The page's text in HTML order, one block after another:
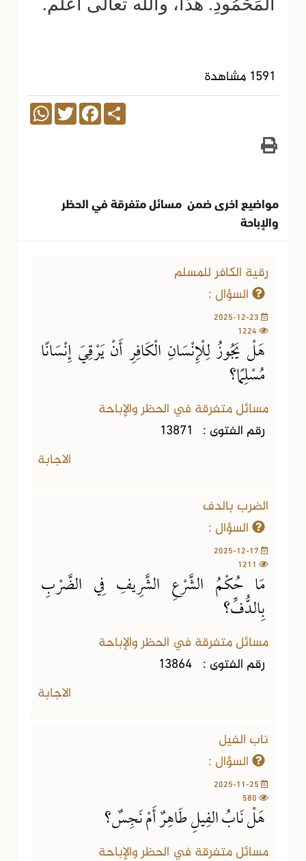
المَحْمُودِ. هذا، والله تعالى أعلم.
1591 مشاهدة
Share
Facebook
Twitter
WhatsApp
مواضيع اخرى ضمن مسائل متفرقة في الحظر
والإباحة
رقية الكافر للمسلم
السؤال :
هَلْ يَجُوزُ لِلْإِنْسَانِ الْكَافِرِ أَنْ يَرْقِيَ إِنْسَانًا
مُسْلِمًا؟
مسائل متفرقة في الحظر والإباحة
رقم الفتوى : 13871
الاجابة
الضرب بالدف
السؤال :
مَا حُكْمُ الشَّرْعِ الشَّرِيفِ فِي الضَّرْبِ
بِالدُّفِّ؟
مسائل متفرقة في الحظر والإباحة
رقم الفتوى : 13864
الاجابة
ناب الفيل
السؤال :
هَلْ نَابُ الفِيلِ طَاهِرٌ أَمْ نَجِسٌ؟
مسائل متفرقة في الحظر والإباحة